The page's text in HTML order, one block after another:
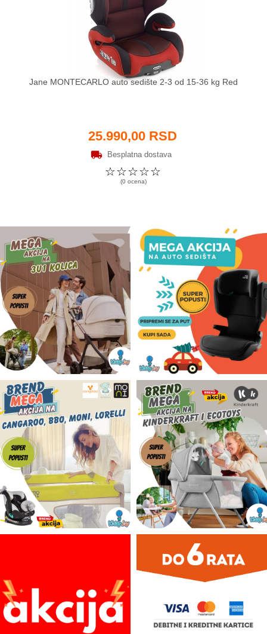
Jane MONTECARLO auto sedište 2-3 od 15-36 kg Red
25.990,00 RSD
Besplatna dostava
☆
☆
☆
☆
☆
(0 ocena)